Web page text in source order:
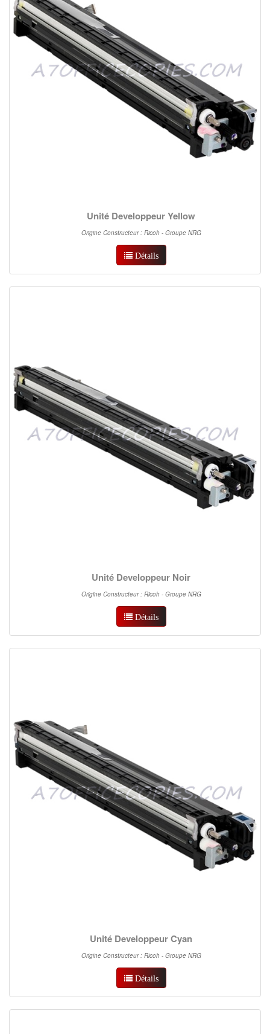
Unité Developpeur Yellow
Origine Constructeur : Ricoh - Groupe NRG
Détails
Unité Developpeur Noir
Origine Constructeur : Ricoh - Groupe NRG
Détails
Unité Developpeur Cyan
Origine Constructeur : Ricoh - Groupe NRG
Détails